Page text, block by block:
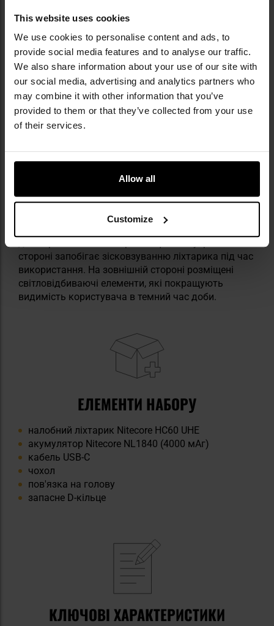
This website uses cookies
We use cookies to personalise content and ads, to
provide social media features and to analyse our traffic.
We also share information about your use of our site with
our social media, advertising and analytics partners who
may combine it with other information that you’ve
provided to them or that they’ve collected from your use
of their services.
Allow all
Customize
компонентів і забезпечуючи більшу безпеку
характеристики, дозволяючи ліхтарику працювати
на максимальній потужності в безпечних умовах і
регулюючи потужність до рівня, який не викликає
надмірного нагрівання.
ЕЛАСТИЧНА ПОВ'ЯЗКА НА ГОЛОВУ
Пов'язка з можливістю регулювання
стороні запобігає зісковзуванню ліхтарика під час
використання. На зовнішній стороні розміщені
світловідбиваючі елементи, які покращують
видимість користувача в темний час доби.
ЕЛЕМЕНТИ НАБОРУ
налобний ліхтарик Nitecore HC60 UHE
акумулятор Nitecore NL1840 (4000 мАг)
кабель USB-C
чохол
пов'язка на голову
запасне D-кільце
КЛЮЧОВІ ХАРАКТЕРИСТИКИ